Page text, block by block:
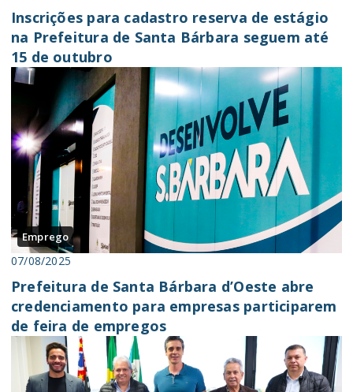
Inscrições para cadastro reserva de estágio
na Prefeitura de Santa Bárbara seguem até
15 de outubro
Emprego
07/08/2025
Prefeitura de Santa Bárbara d’Oeste abre
credenciamento para empresas participarem
de feira de empregos